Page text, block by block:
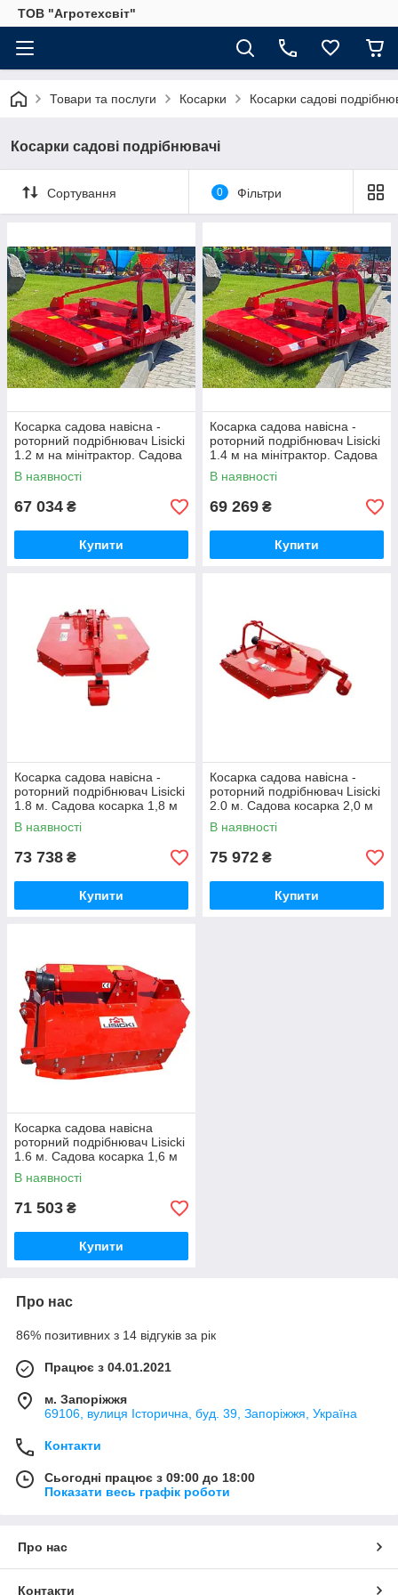
ТОВ "Агротехсвіт"
Товари та послуги Косарки Косарки садові
Косарки садові подрібнювачі
Сортування 0 Фільтри
Косарка садова навісна -
роторний подрібнювач Lisicki
1.2 м на мінітрактор. Садова
косарка 1,2 м польська LS.
В наявності
67 034 ₴
Купити
Косарка садова навісна -
роторний подрібнювач Lisicki
1.4 м на мінітрактор. Садова
косарка 1,4 м польська LS.
В наявності
69 269 ₴
Купити
Косарка садова навісна -
роторний подрібнювач Lisicki
1.8 м. Садова косарка 1,8 м
польська LS.
В наявності
73 738 ₴
Купити
Косарка садова навісна -
роторний подрібнювач Lisicki
2.0 м. Садова косарка 2,0 м
польська LS.
В наявності
75 972 ₴
Купити
Косарка садова навісна
роторний подрібнювач Lisicki
1.6 м. Садова косарка 1,6 м
польська LS.
В наявності
71 503 ₴
Купити
Про нас
86% позитивних з 14 відгуків за рік
Працює з 04.01.2021
м. Запоріжжя
69106, вулиця Історична, буд. 39, Запоріжжя, Україна
Контакти
Сьогодні працює з 09:00 до 18:00
Показати весь графік роботи
Про нас
Контакти